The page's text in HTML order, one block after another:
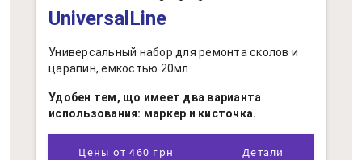
UniversalLine
Универсальный набор для ремонта сколов и
царапин, емкостью 20мл
Удобен тем, що имеет два варианта
использования: маркер и кисточка.
Цены от 460 грн Детали